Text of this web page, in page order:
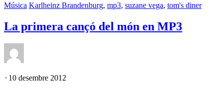
Música Karlheinz Brandenburg, mp3, suzane vega, tom's diner
La primera cançó del món en MP3
⋅ 10 desembre 2012